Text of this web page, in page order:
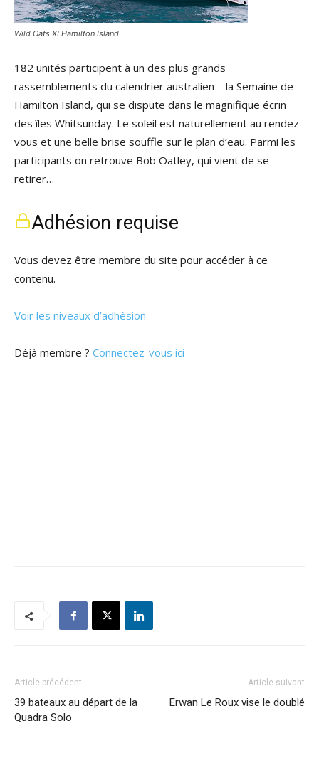
Wild Oats XI Hamilton Island
182 unités participent à un des plus grands
rassemblements du calendrier australien – la Semaine de
Hamilton Island, qui se dispute dans le magnifique écrin
des îles Whitsunday. Le soleil est naturellement au rendez-
vous et une belle brise souffle sur le plan d’eau. Parmi les
participants on retrouve Bob Oatley, qui vient de se
retirer…
Adhésion requise
Vous devez être membre du site pour accéder à ce
contenu.
Voir les niveaux d’adhésion
Déjà membre ? Connectez-vous ici
Article précédent
39 bateaux au départ de la
Quadra Solo
Article suivant
Erwan Le Roux vise le doublé